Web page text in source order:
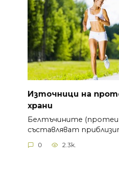
Източници на
храни
Белтъчините
съставляват
0 2.3k.